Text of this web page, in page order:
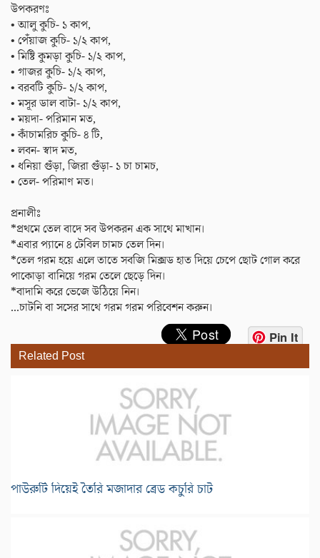
উপকরণঃ
• আলু কুচি- ১ কাপ,
• পেঁয়াজ কুচি- ১/২ কাপ,
• মিষ্টি কুমড়া কুচি- ১/২ কাপ,
• গাজর কুচি- ১/২ কাপ,
• বরবটি কুচি- ১/২ কাপ,
• মসূর ডাল বাটা- ১/২ কাপ,
• ময়দা- পরিমান মত,
• কাঁচামরিচ কুচি- ৪ টি,
• লবন- স্বাদ মত,
• ধনিয়া গুঁড়া, জিরা গুঁড়া- ১ চা চামচ,
• তেল- পরিমাণ মত।
প্রনালীঃ
*প্রথমে তেল বাদে সব উপকরন এক সাথে মাখান।
*এবার প্যানে ৪ টেবিল চামচ তেল দিন।
*তেল গরম হয়ে এলে তাতে সবজি মিক্সড হাত দিয়ে চেপে ছোট গোল করে
পাকোড়া বানিয়ে গরম তেলে ছেড়ে দিন।
*বাদামি করে ভেজে উঠিয়ে নিন।
...চাটনি বা সসের সাথে গরম গরম পরিবেশন করুন।
Pin It
Related Post
পাউরুটি দিয়েই তৈরি মজাদার ব্রেড কচুরি চাট